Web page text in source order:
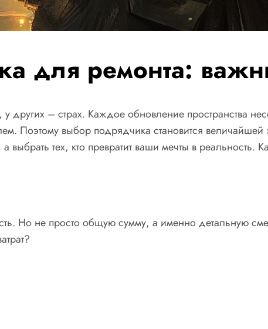
для ремонта:
других – страх. Каждое обновление пространства
Поэтому выбор подрядчика становится
тех, кто превратит ваши мечты в реальность.
Но не просто общую сумму, а именно детальную